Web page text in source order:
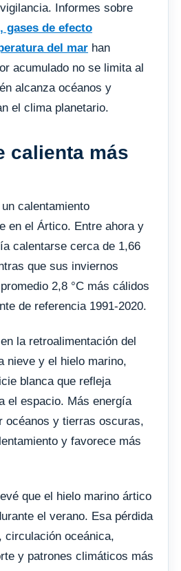
Informes sobre
gases de efecto
del mar han
acumulado no se limita al
alcanza océanos y
el clima planetario.
calienta más
calentamiento
en el Ártico. Entre ahora y
calentarse cerca de 1,66
que sus inviernos
2,8 °C más cálidos
de referencia 1991-2020.
la retroalimentación del
nieve y el hielo marino,
blanca que refleja
el espacio. Más energía
océanos y tierras oscuras,
y favorece más
que el hielo marino ártico
el verano. Esa pérdida
circulación oceánica,
y patrones climáticos más